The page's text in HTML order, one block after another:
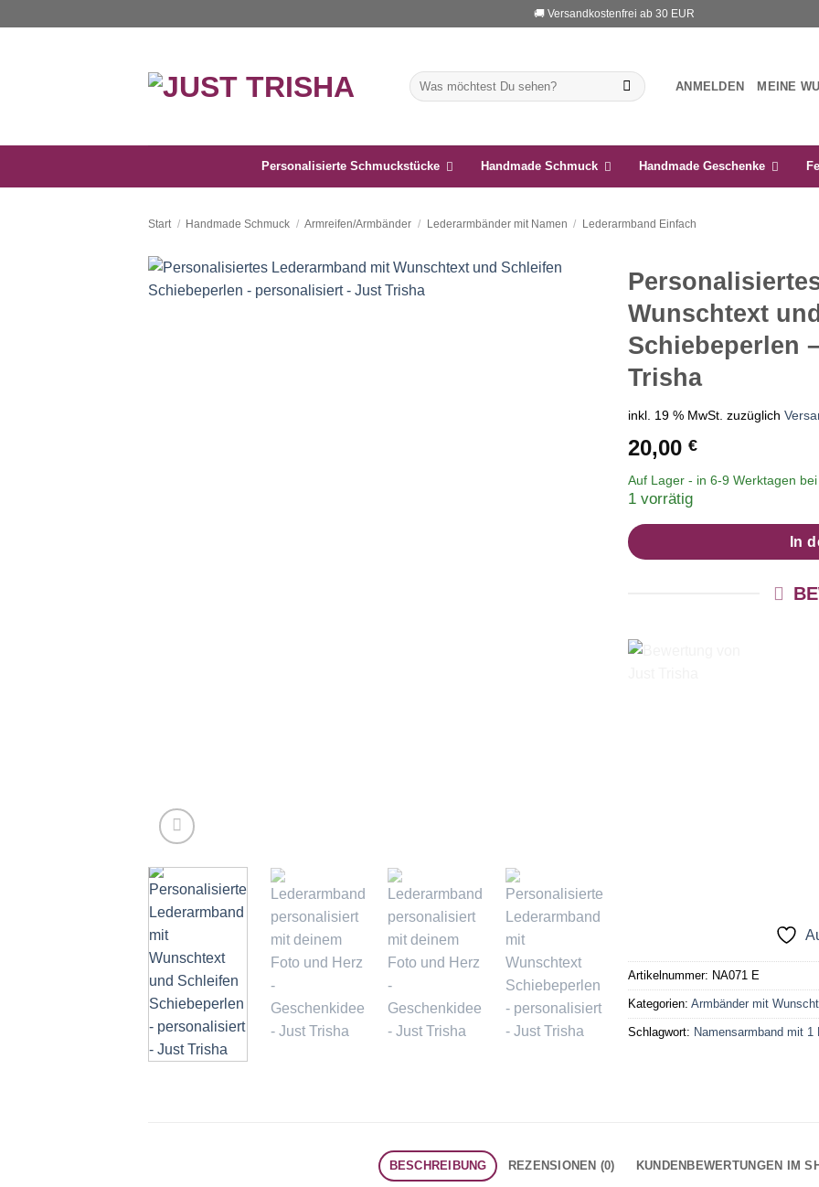
🚚 Versandkostenfrei ab 30 EUR
Suchen
nach:
ANMELDEN MEINE
Personalisierte Schmuckstücke Handmade Schmuck Handmade Geschenke
Start / Handmade Schmuck / Armreifen/Armbänder / Lederarmbänder mit Namen / Lederarmband Einfach
Wunschtext
Schiebeperlen
Trisha
inkl. 19 % MwSt. zuzüglich
20,00 €
Auf Lager - in 6-9 Werktagen
1 vorrätig
In
Artikelnummer: NA071 E
Kategorien: Armbänder mit
Schlagwort: Namensarmband mit 1
BESCHREIBUNG REZENSIONEN (0) KUNDENBEWERTUNGEN IM